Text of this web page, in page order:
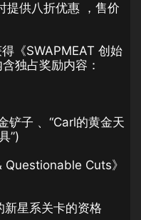
提供八折优惠 ，售价
《SWAPMEAT 创始
独占奖励内容：
铲子 、“Carl的黄金天
”)
Cuts》
星系关卡的资格